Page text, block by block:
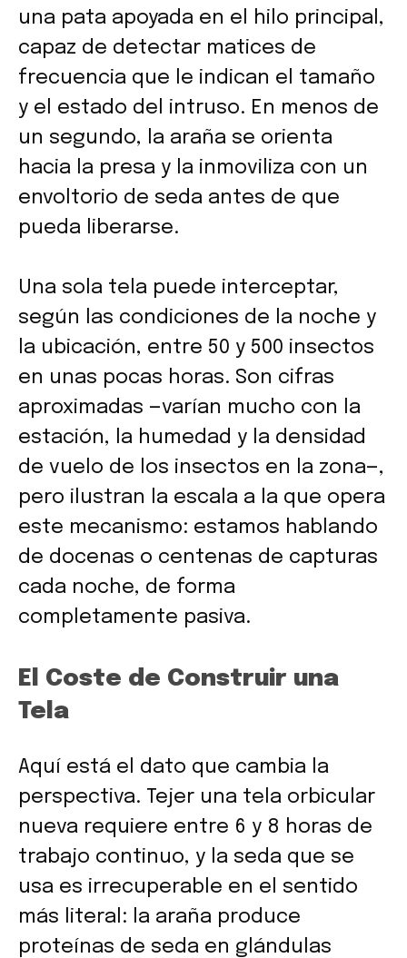
una pata apoyada en el hilo principal,
capaz de detectar matices de
frecuencia que le indican el tamaño
y el estado del intruso. En menos de
un segundo, la araña se orienta
hacia la presa y la inmoviliza con un
envoltorio de seda antes de que
pueda liberarse.
Una sola tela puede interceptar,
según las condiciones de la noche y
la ubicación, entre 50 y 500 insectos
en unas pocas horas. Son cifras
aproximadas —varían mucho con la
estación, la humedad y la densidad
de vuelo de los insectos en la zona—,
pero ilustran la escala a la que opera
este mecanismo: estamos hablando
de docenas o centenas de capturas
cada noche, de forma
completamente pasiva.
El Coste de Construir una
Tela
Aquí está el dato que cambia la
perspectiva. Tejer una tela orbicular
nueva requiere entre 6 y 8 horas de
trabajo continuo, y la seda que se
usa es irrecuperable en el sentido
más literal: la araña produce
proteínas de seda en glándulas